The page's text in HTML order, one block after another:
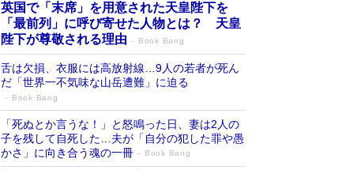
英国で「末席」を用意された天皇陛下を
「最前列」に呼び寄せた人物とは？ 天皇
陛下が尊敬される理由
Book Bang
舌は欠損、衣服には高放射線…9人の若者が死ん
だ「世界一不気味な山岳遭難」に迫る
Book Bang
「死ぬとか言うな！」と怒鳴った日、妻は2人の
子を残して自死した…夫が「自分の犯した罪や愚
かさ」に向き合う魂の一冊
Book Bang